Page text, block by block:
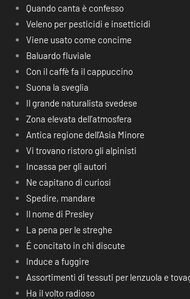
Quando canta è confesso
Veleno per pesticidi e insetticidi
Viene usato come concime
Baluardo fluviale
Con il caffè fa il cappuccino
Suona la sveglia
Il grande naturalista svedese
Zona elevata dell’atmosfera
Antica regione dell’Asia Minore
Vi trovano ristoro gli alpinisti
Incassa per gli autori
Ne capitano di curiosi
Spedire, mandare
Il nome di Presley
La pena per le streghe
É concitato in chi discute
Induce a fuggire
Assortimenti di tessuti per lenzuola e
Ha il volto radioso